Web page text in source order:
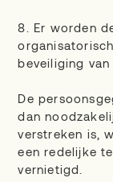
8. Er worden
beveiliging van
De
dan
verstreken is,
een redelijke
vernietigd.